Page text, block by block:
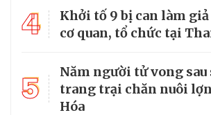
4
Khởi tố 9 bị can làm
cơ quan, tổ chức tại
5
Năm người tử vong sau
trang trại chăn nuôi
Hóa